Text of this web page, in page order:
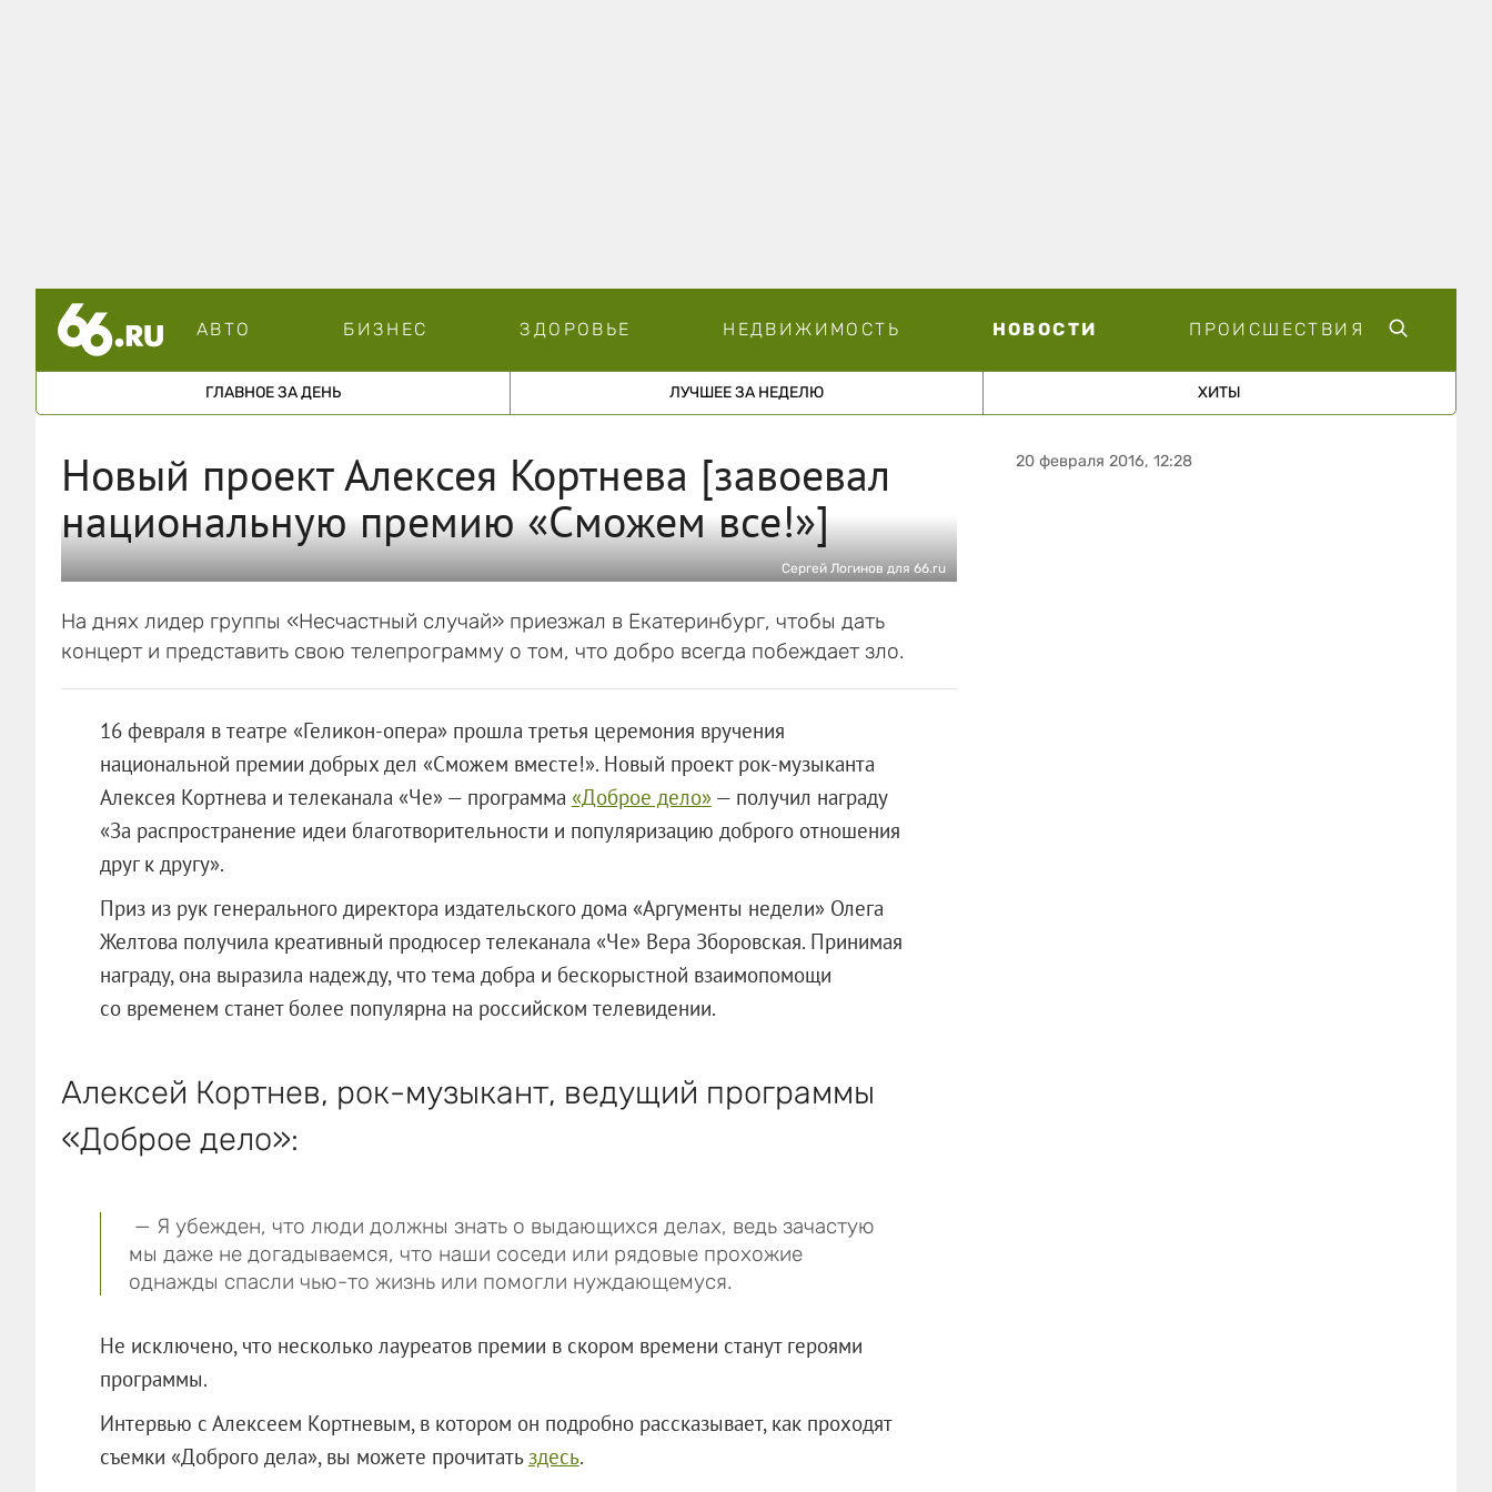
АВТО БИЗНЕС ЗДОРОВЬЕ НЕДВИЖИМОСТЬ НОВОСТИ ПРОИСШЕСТВИЯ
ГЛАВНОЕ ЗА ДЕНЬ ЛУЧШЕЕ ЗА НЕДЕЛЮ ХИТЫ
Новый проект Алексея Кортнева [завоевал
национальную премию «Сможем все!»]
Сергей Логинов для 66.ru
На днях лидер группы «Несчастный случай» приезжал в Екатеринбург, чтобы дать
концерт и представить свою телепрограмму о том, что добро всегда побеждает зло.
16 февраля в театре «Геликон-опера» прошла третья церемония вручения
национальной премии добрых дел «Сможем вместе!». Новый проект рок-музыканта
Алексея Кортнева и телеканала «Че» — программа «Доброе дело»— получил награду
«За распространение идеи благотворительности и популяризацию доброго отношения
друг к другу».
Приз из рук генерального директора издательского дома «Аргументы недели» Олега
Желтова получила креативный продюсер телеканала «Че» Вера Зборовская. Принимая
награду, она выразила надежду, что тема добра и бескорыстной взаимопомощи
со временем станет более популярна на российском телевидении.
Алексей Кортнев, рок-музыкант, ведущий программы
«Доброе дело»:
— Я убежден, что люди должны знать о выдающихся делах, ведь зачастую
мы даже не догадываемся, что наши соседи или рядовые прохожие
однажды спасли чью-то жизнь или помогли нуждающемуся.
Не исключено, что несколько лауреатов премии в скором времени станут героями
программы.
Интервью с Алексеем Кортневым, в котором он подробно рассказывает, как проходят
съемки «Доброго дела», вы можете прочитать здесь.
20 февраля 2016, 12:28